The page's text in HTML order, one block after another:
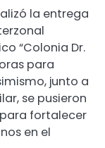
la entrega
“Colonia Dr.
para
junto a
se pusieron
fortalecer
en el